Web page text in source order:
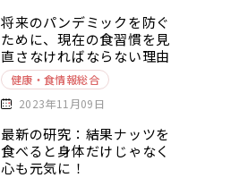
将来のパンデミックを防ぐ
ために、現在の食習慣を見
直さなければならない理由
健康・食情報総合
2023年11月09日
最新の研究：結果ナッツを
食べると身体だけじゃなく
心も元気に！